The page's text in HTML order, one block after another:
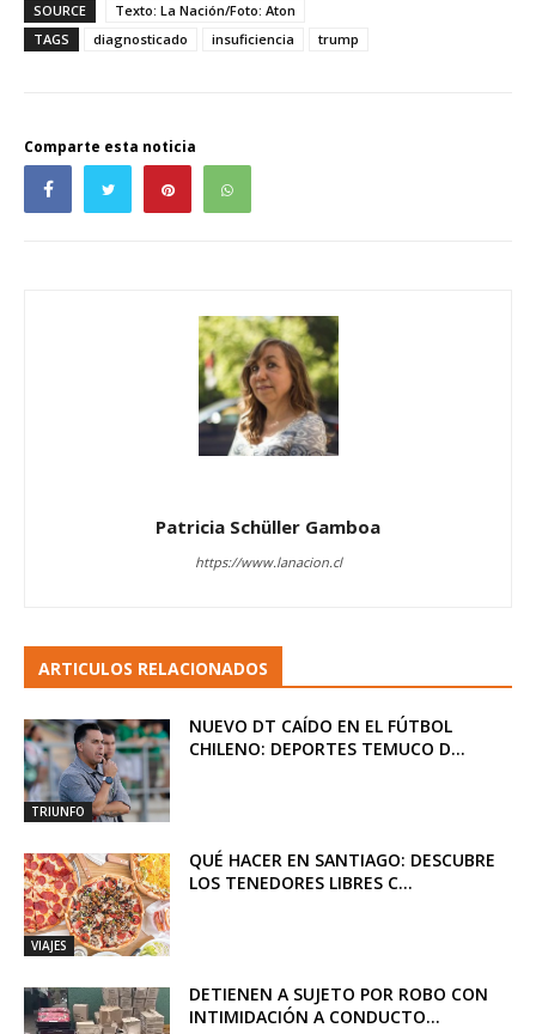
SOURCE
Texto: La Nación/Foto: Aton
TAGS
diagnosticado insuficiencia trump
Comparte esta noticia
Patricia Schüller Gamboa
https://www.lanacion.cl
ARTICULOS RELACIONADOS
TRIUNFO
NUEVO DT CAÍDO EN EL FÚTBOL
CHILENO: DEPORTES TEMUCO D...
VIAJES
QUÉ HACER EN SANTIAGO: DESCUBRE
LOS TENEDORES LIBRES C...
DETIENEN A SUJETO POR ROBO CON
INTIMIDACIÓN A CONDUCTO...